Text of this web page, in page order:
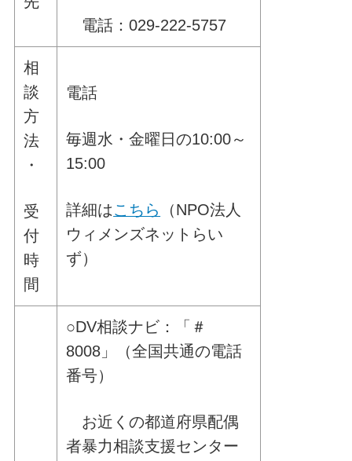
電話：029-222-5757
相
談
方
法
・
受
付
時
間
電話
毎週水・金曜日の10:00～
15:00
詳細はこちら
（NPO法人
ウィメンズネットらい
ず）
○DV相談ナビ：「＃
8008」（全国共通の電話
番号）
お近くの都道府県配偶
者暴力相談支援センター